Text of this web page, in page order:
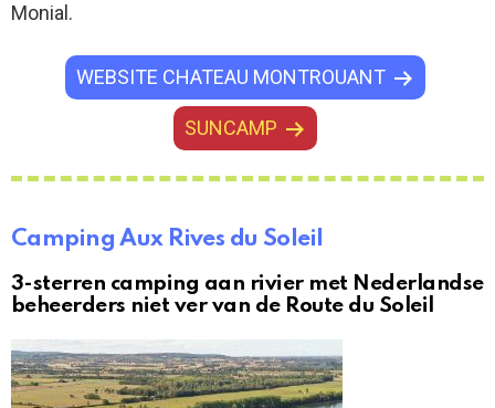
Monial.
WEBSITE CHATEAU MONTROUANT
SUNCAMP
Camping Aux Rives du Soleil
3-sterren camping aan rivier met Nederlandse
beheerders niet ver van de Route du Soleil